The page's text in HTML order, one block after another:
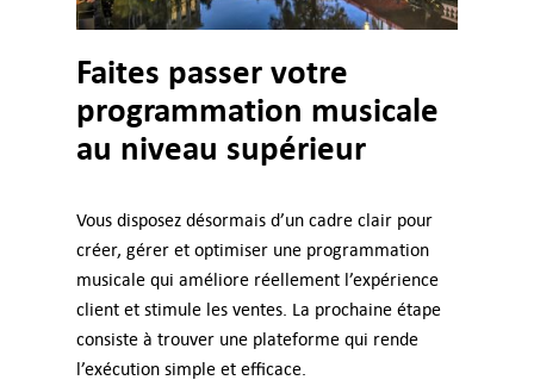
Faites passer votre
programmation musicale
au niveau supérieur
Vous disposez désormais d’un cadre clair pour
créer, gérer et optimiser une programmation
musicale qui améliore réellement l’expérience
client et stimule les ventes. La prochaine étape
consiste à trouver une plateforme qui rende
l’exécution simple et efficace.